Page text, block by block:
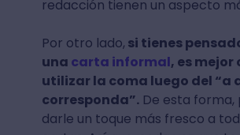
redacción tienen un aspecto
Por otro lado, si tienes
una carta informal, es mejor
utilizar la coma luego del “a
corresponda”.De esta forma,
darle un toque más fresco a